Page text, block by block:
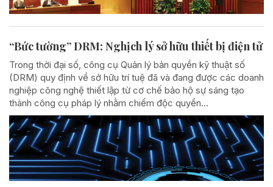
“Bức tường” DRM: Nghịch lý sở hữu thiết bị điện tử
Trong thời đại số, công cụ Quản lý bản quyền kỹ thuật số
(DRM) quy định về sở hữu trí tuệ đã và đang được các doanh
nghiệp công nghệ thiết lập từ cơ chế bảo hộ sự sáng tạo
thành công cụ pháp lý nhằm chiếm độc quyền...